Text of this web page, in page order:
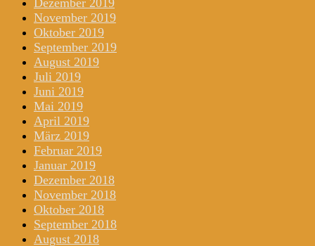
November 2019
Oktober 2019
September 2019
August 2019
Juli 2019
Juni 2019
Mai 2019
April 2019
März 2019
Februar 2019
Januar 2019
Dezember 2018
November 2018
Oktober 2018
September 2018
August 2018